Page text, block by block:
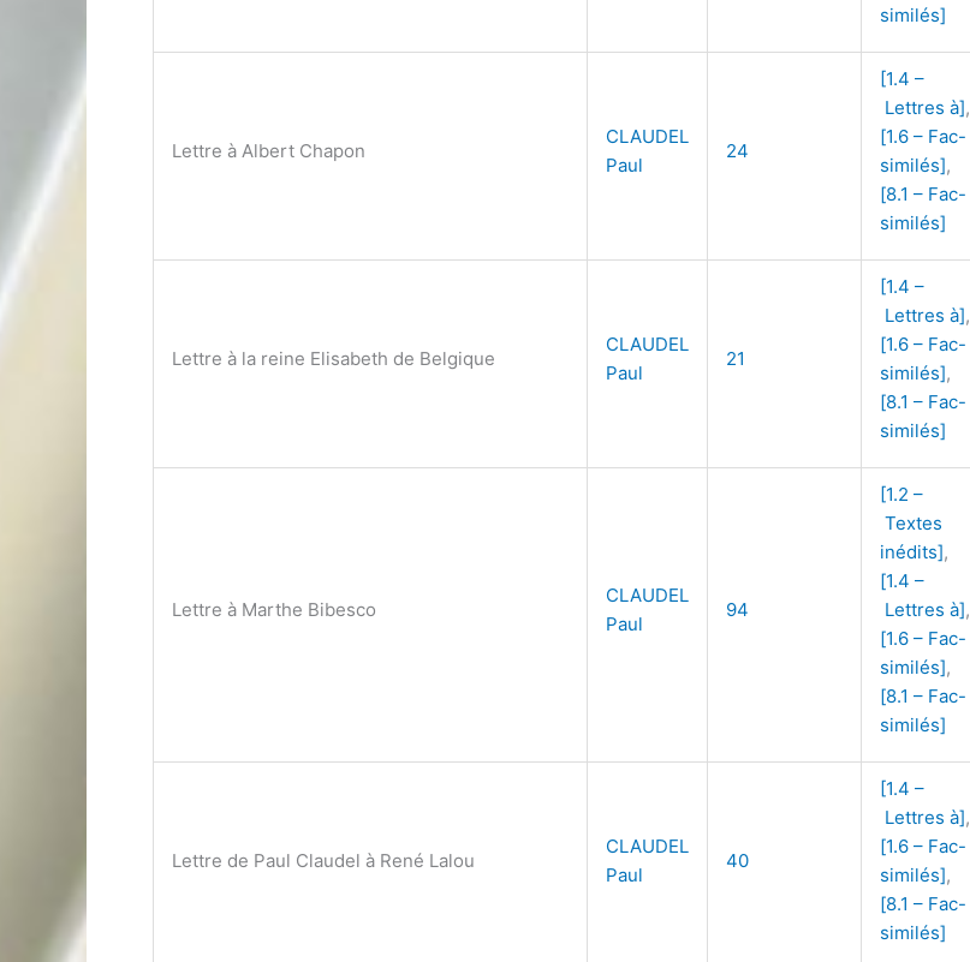
similés]
Lettre à Albert Chapon
CLAUDEL
Paul
24
[1.4 –
Lettres à],
[1.6 – Fac-
similés],
[8.1 – Fac-
similés]
Lettre à la reine Elisabeth de Belgique
CLAUDEL
Paul
21
[1.4 –
Lettres à],
[1.6 – Fac-
similés],
[8.1 – Fac-
similés]
Lettre à Marthe Bibesco
CLAUDEL
Paul
94
[1.2 –
Textes
inédits],
[1.4 –
Lettres à],
[1.6 – Fac-
similés],
[8.1 – Fac-
similés]
Lettre de Paul Claudel à René Lalou
CLAUDEL
Paul
40
[1.4 –
Lettres à],
[1.6 – Fac-
similés],
[8.1 – Fac-
similés]